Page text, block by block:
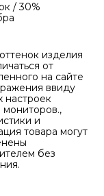
/ 30%
изделия
от
на сайте
ввиду
настроек
мониторов.,
и
товара могут
без